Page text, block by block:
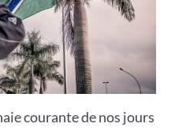
courante de nos jours